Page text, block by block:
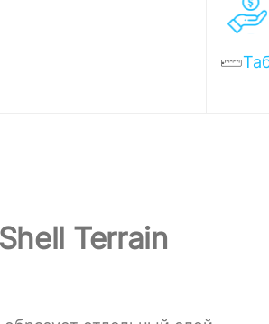
Terrain